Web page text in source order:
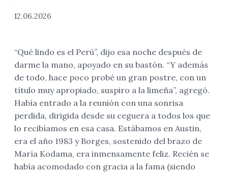
12.06.2026
“Qué lindo es el Perú”, dijo esa noche después de
darme la mano, apoyado en su bastón. “Y además
de todo, hace poco probé un gran postre, con un
título muy apropiado, suspiro a la limeña”, agregó.
Había entrado a la reunión con una sonrisa
perdida, dirigida desde su ceguera a todos los que
lo recibíamos en esa casa. Estábamos en Austin,
era el año 1983 y Borges, sostenido del brazo de
María Kodama, era inmensamente feliz. Recién se
había acomodado con gracia a la fama (siendo